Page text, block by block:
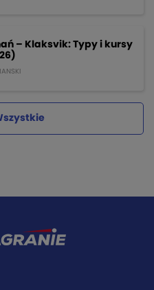
– Klaksvik: Typy i kursy